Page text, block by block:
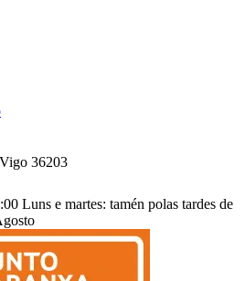
36203
Luns e martes: tamén polas tardes de